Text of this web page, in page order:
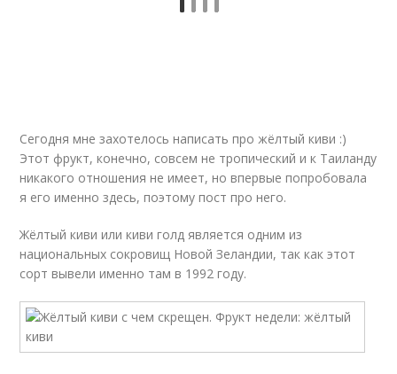
Сегодня мне захотелось написать про жёлтый киви :)
Этот фрукт, конечно, совсем не тропический и к Таиланду
никакого отношения не имеет, но впервые попробовала
я его именно здесь, поэтому пост про него.
Жёлтый киви или киви голд является одним из
национальных сокровищ Новой Зеландии, так как этот
сорт вывели именно там в 1992 году.